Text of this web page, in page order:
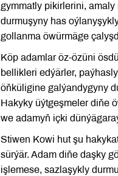
gymmatly pikirlerini,
durmuşyny has
gollanma öwürmäge
Köp adamlar öz-özüni
bellikleri edýärler,
öňküligine galýandygyny
Hakyky üýtgeşmeler diňe
we adamyň içki
Stiwen Kowi hut şu
sürýär. Adam diňe daşky
işlemese, sazlaşykly